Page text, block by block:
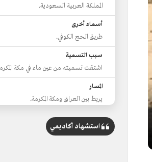
المملكة العربية السعودية.
أسماء أخرى
طريق الحج الكوفي.
سبب التسمية
اشتقت تسميته من عين ماء في مكة
المسار
يربط بين العراق ومكة المكرمة.
مناطق يمر بها في السعودية
الحدود الشمالية، وحائل، والقصيم،
استشهاد أكاديمي